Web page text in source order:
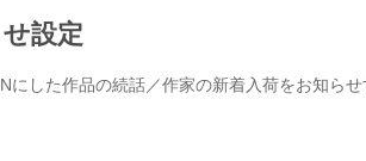
設定
にした作品の続話／作家の新着入荷をお知ら